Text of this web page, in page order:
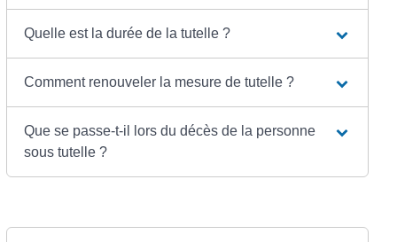
Quelle est la durée de la tutelle ?
Comment renouveler la mesure de tutelle ?
Que se passe-t-il lors du décès de la personne
sous tutelle ?